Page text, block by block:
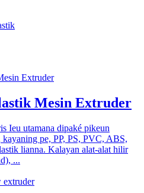
Mesin Extruder
Ieu utamana dipaké pikeun
pe, PP, PS, PVC, ABS,
lianna. Kalayan alat-alat hilir
...